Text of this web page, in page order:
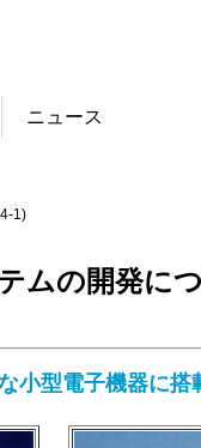
ニュース
1)
ムの開発に
小型電子機器に搭